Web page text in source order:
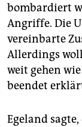
abo
genossenschaft
epaper login
bombardiert
Angriffe. Die
vereinbarte
Allerdings
weit gehen
beendet
Egeland